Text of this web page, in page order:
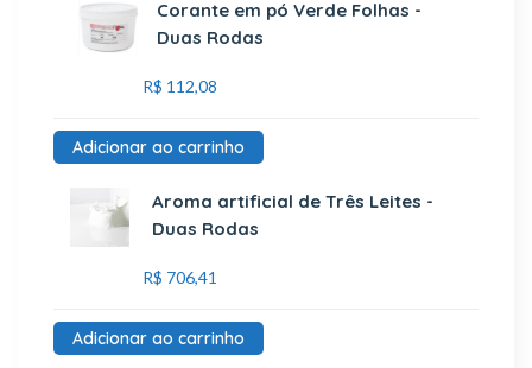
Corante em pó Verde Folhas -
Duas Rodas
R$ 112,08
Adicionar ao carrinho
Aroma artificial de Três Leites -
Duas Rodas
R$ 706,41
Adicionar ao carrinho